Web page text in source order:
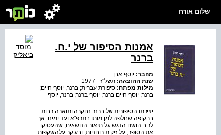
שלום אורח
אמנות הסיפור של י.ח.
ברנר
מחבר: יוסף אבן
שנת ההוצאה: תשל"ז - 1977
מילות מפתח: סיפורת עברית; ברנר, יוסף חיים;
ברנר; יוסף חיים ברנר; יוסף ברנר; ברנר, יוסף
יצירתו הסיפורית של ברנר נחקרה ותוארה רבות
בתקופה שחלפה למן מותו בתרפ"א ועד ימינו. אך
לרוב הושם הדגש על תיאור הנושאים, שהעסיקו
את הסופר, על זיקות רוחניות, ובעיקר עלהשקפות